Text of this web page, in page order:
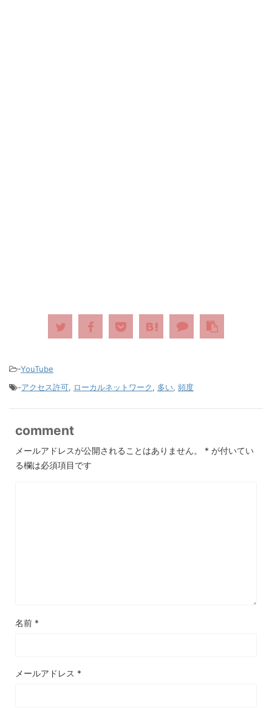
-YouTube
-アクセス許可, ローカルネットワーク, 多い, 頻度
comment
メールアドレスが公開されることはありません。 * が付いてい
る欄は必須項目です
名前 *
メールアドレス *